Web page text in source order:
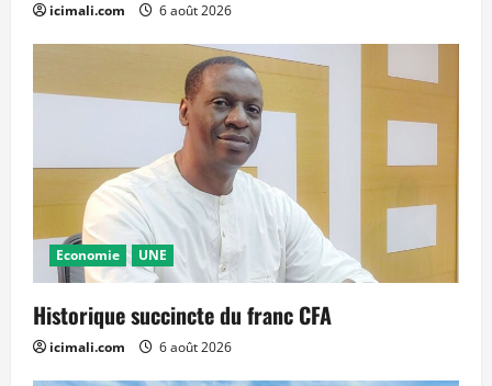
icimali.com 6 août 2026
Economie UNE
Historique succincte du franc CFA
icimali.com 6 août 2026